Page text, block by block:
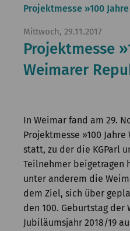
Leichte
Sprache
Kontakt
English
Aktuelles
Kommission
Institut
Forschung
Publikationen
Projektmesse »100
Mittwoch, 29.11.2017
Projektmesse
Weimarer
In Weimar fand am 29.
Projektmesse »100
statt, zu der die KGParl
Teilnehmer beigetragen
unter anderem die
dem Ziel, sich über
den 100. Geburtstag
Jubiläumsjahr 2018/19